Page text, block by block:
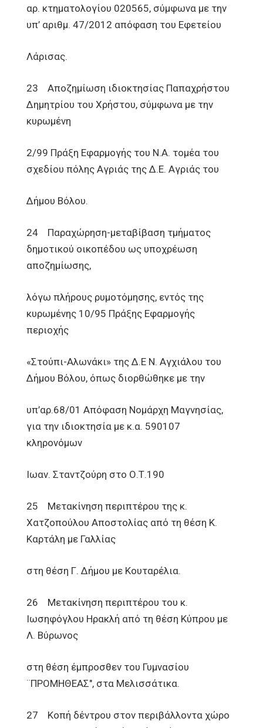
αρ. κτηματολογίου 020565, σύμφωνα με την
υπ’ αριθμ. 47/2012 απόφαση του Εφετείου
Λάρισας.
23 Αποζημίωση ιδιοκτησίας Παπαχρήστου
Δημητρίου του Χρήστου, σύμφωνα με την
κυρωμένη
2/99 Πράξη Εφαρμογής του Ν.Α. τομέα του
σχεδίου πόλης Αγριάς της Δ.Ε. Αγριάς του
Δήμου Βόλου.
24 Παραχώρηση-μεταβίβαση τμήματος
δημοτικού οικοπέδου ως υποχρέωση
αποζημίωσης,
λόγω πλήρους ρυμοτόμησης, εντός της
κυρωμένης 10/95 Πράξης Εφαρμογής
περιοχής
«Στούπι-Αλωνάκι» της Δ.Ε Ν. Αγχιάλου του
Δήμου Βόλου, όπως διορθώθηκε με την
υπ’αρ.68/01 Απόφαση Νομάρχη Μαγνησίας,
για την ιδιοκτησία με κ.α. 590107
κληρονόμων
Ιωαν. Σταντζούρη στο Ο.Τ.190
25 Μετακίνηση περιπτέρου της κ.
Χατζοπούλου Αποστολίας από τη θέση Κ.
Καρτάλη με Γαλλίας
στη θέση Γ. Δήμου με Κουταρέλια.
26 Μετακίνηση περιπτέρου του κ.
Ιωσηφόγλου Ηρακλή από τη θέση Κύπρου με
Λ. Βύρωνος
στη θέση έμπροσθεν του Γυμνασίου
¨ΠΡΟΜΗΘΕΑΣ", στα Μελισσάτικα.
27 Κοπή δέντρου στον περιβάλλοντα χώρο